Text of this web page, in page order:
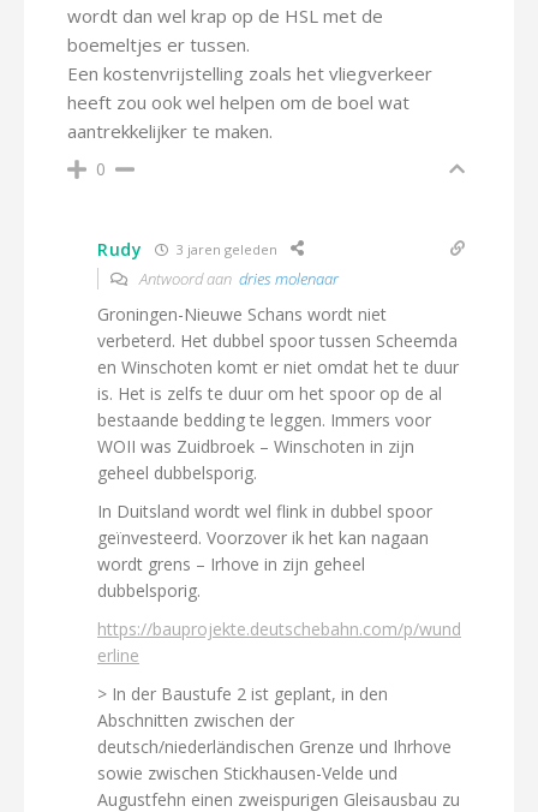
wordt dan wel krap op de HSL met de
boemeltjes er tussen.
Een kostenvrijstelling zoals het vliegverkeer
heeft zou ook wel helpen om de boel wat
aantrekkelijker te maken.
0
Rudy 3 jaren geleden
Antwoord aan dries molenaar
Groningen-Nieuwe Schans wordt niet
verbeterd. Het dubbel spoor tussen Scheemda
en Winschoten komt er niet omdat het te duur
is. Het is zelfs te duur om het spoor op de al
bestaande bedding te leggen. Immers voor
WOII was Zuidbroek – Winschoten in zijn
geheel dubbelsporig.
In Duitsland wordt wel flink in dubbel spoor
geïnvesteerd. Voorzover ik het kan nagaan
wordt grens – Irhove in zijn geheel
dubbelsporig.
https://bauprojekte.deutschebahn.com/p/wund
erline
> In der Baustufe 2 ist geplant, in den
Abschnitten zwischen der
deutsch/niederländischen Grenze und Ihrhove
sowie zwischen Stickhausen-Velde und
Augustfehn einen zweispurigen Gleisausbau zu